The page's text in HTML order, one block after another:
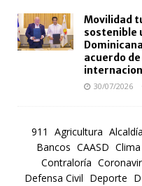
Movilidad
sostenible
acuerdo
30/07/2026
911 Agricultura Alcaldía
Bancos CAASD Clima
Contraloría
Defensa Civil Deporte